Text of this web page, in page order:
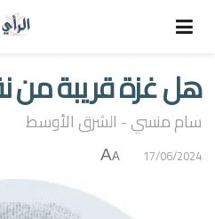
هل غزة قريبة من
سام منسي - الشرق الأوسط
17/06/2024
A
A